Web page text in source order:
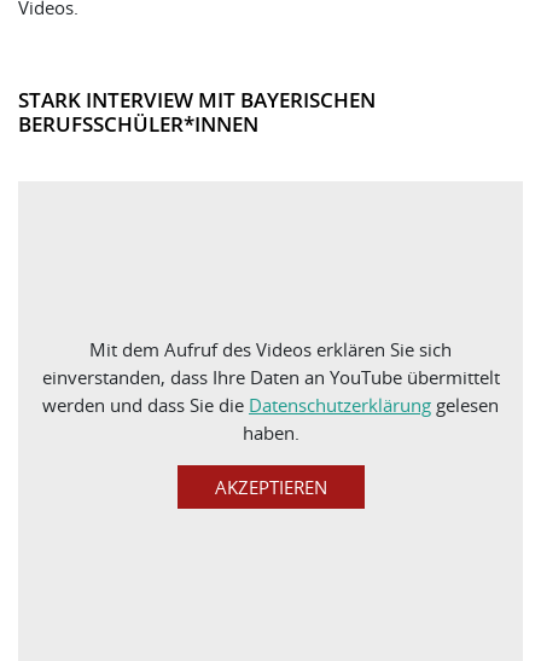
Videos.
STARK INTERVIEW MIT BAYERISCHEN
BERUFSSCHÜLER*INNEN
Mit dem Aufruf des Videos erklären Sie sich
einverstanden, dass Ihre Daten an YouTube übermittelt
werden und dass Sie die Datenschutzerklärung gelesen
haben.